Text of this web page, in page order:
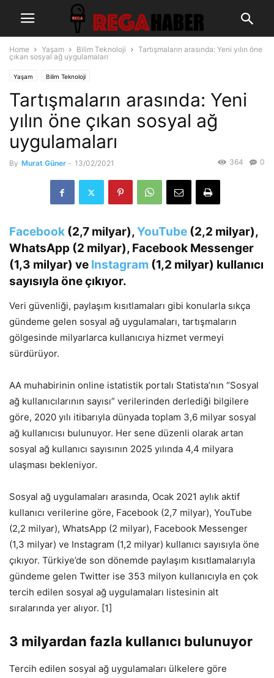
Home Yaşam Bilim Teknoloji
Tartışmaların arasında: Yeni yılın öne
çıkan sosyal ağ uygulamaları
Yaşam Bilim Teknoloji
Tartışmaların arasında: Yeni
yılın öne çıkan sosyal ağ
uygulamaları
By Murat Güner - 13/02/2021 0
364
Facebook (2,7 milyar),YouTube (2,2 milyar),
WhatsApp (2 milyar), Facebook Messenger
(1,3 milyar) ve Instagram (1,2 milyar) kullanıcı
sayısıyla öne çıkıyor.
Veri güvenliği, paylaşım kısıtlamaları gibi konularla sıkça
gündeme gelen sosyal ağ uygulamaları, tartışmaların
gölgesinde milyarlarca kullanıcıya hizmet vermeyi
sürdürüyor.
AA muhabirinin online istatistik portalı Statista’nın “Sosyal
ağ kullanıcılarının sayısı” verilerinden derlediği bilgilere
göre, 2020 yılı itibarıyla dünyada toplam 3,6 milyar sosyal
ağ kullanıcısı bulunuyor. Her sene düzenli olarak artan
sosyal ağ kullanıcı sayısının 2025 yılında 4,4 milyara
ulaşması bekleniyor.
Sosyal ağ uygulamaları arasında, Ocak 2021 aylık aktif
kullanıcı verilerine göre, Facebook (2,7 milyar), YouTube
(2,2 milyar), WhatsApp (2 milyar), Facebook Messenger
(1,3 milyar) ve Instagram (1,2 milyar) kullanıcı sayısıyla öne
çıkıyor. Türkiye’de son dönemde paylaşım kısıtlamalarıyla
gündeme gelen Twitter ise 353 milyon kullanıcıyla en çok
tercih edilen sosyal ağ uygulamaları listesinin alt
sıralarında yer alıyor. [1]
3 milyardan fazla kullanıcı bulunuyor
Tercih edilen sosyal ağ uygulamaları ülkelere göre